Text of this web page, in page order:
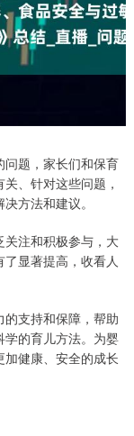
题，家长们和保育
、针对这些问题，
方法和建议。
关注和积极参与，大
显著提高，收看人
支持和保障，帮助
的育儿方法。为婴
健康、安全的成长